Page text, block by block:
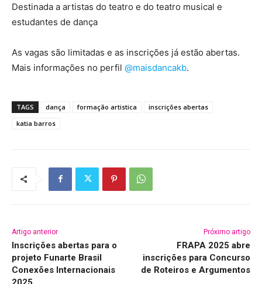
Destinada a artistas do teatro e do teatro musical e
estudantes de dança
As vagas são limitadas e as inscrições já estão abertas.
Mais informações no perfil @maisdancakb.
TAGS dança formação artistica
inscrições abertas
katia barros
Artigo anterior
Inscrições abertas para o
projeto Funarte Brasil
Conexões Internacionais
Próximo artigo
FRAPA 2025 abre
inscrições para Concurso
de Roteiros e Argumentos